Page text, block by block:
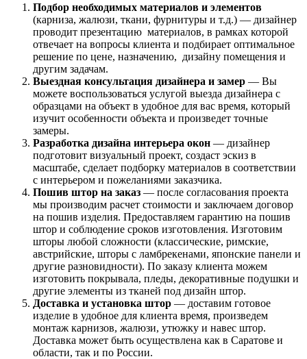
Подбор необходимых материалов и элементов
(карниза, жалюзи, ткани, фурнитуры и т.д.) — дизайнер
проводит презентацию материалов, в рамках которой
отвечает на вопросы клиента и подбирает оптимальное
решение по цене, назначению, дизайну помещения и
другим задачам.
Выездная консультация дизайнера и замер — Вы
можете воспользоваться услугой выезда дизайнера с
образцами на объект в удобное для вас время, который
изучит особенности объекта и произведет точные
замеры.
Разработка дизайна интерьера окон — дизайнер
подготовит визуальный проект, создаст эскиз в
масштабе, сделает подборку материалов в соответствии
с интерьером и пожеланиями заказчика.
Пошив штор на заказ — после согласования проекта
мы производим расчет стоимости и заключаем договор
на пошив изделия. Предоставляем гарантию на пошив
штор и соблюдение сроков изготовления. Изготовим
шторы любой сложности (классические, римские,
австрийские, шторы с ламбрекенами, японские панели и
другие разновидности). По заказу клиента можем
изготовить покрывала, пледы, декоративные подушки и
другие элементы из тканей под дизайн штор.
Доставка и установка штор — доставим готовое
изделие в удобное для клиента время, произведем
монтаж карнизов, жалюзи, утюжку и навес штор.
Доставка может быть осуществлена как в Саратове и
области, так и по России.